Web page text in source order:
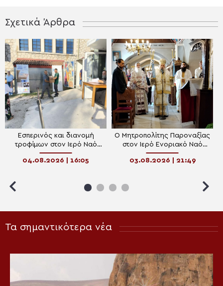
Σχετικά Άρθρα
Εσπερινός και διανομή
τροφίμων στον Ιερό Ναό
Κοιμήσεως της Θεοτόκου
Περιβλέπτου Ιωαννίνων
04.08.2026 | 16:05
Ο Μητροπολίτης Παροναξίας
στον Ιερό Ενοριακό Ναό
Κοιμήσεως της Θεοτόκου
Βίβλου Νάξου
03.08.2026 | 21:49
Τα σημαντικότερα νέα